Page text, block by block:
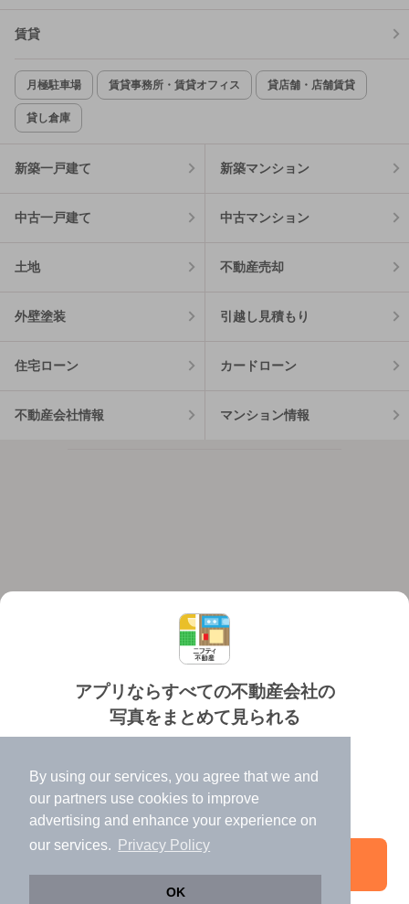
By using our services, you agree that we and
our partners use cookies to improve
advertising and enhance your experience on
our services.
Privacy Policy
OK
アプリならすべての不動産会社の
写真をまとめて見られる
✔️
高速表示で似た物件も見つけやすい
✔️
便利な通知機能も充実
賃貸
月極駐車場 賃貸事務所・賃貸オフィス 貸店舗・店舗賃貸
貸し倉庫
新築一戸建て 新築マンション
中古一戸建て 中古マンション
土地 不動産売却
外壁塗装 引越し見積もり
住宅ローン カードローン
不動産会社情報 マンション情報
個人情報保護ポリシー 利用規約
©NIFTY Lifestyle Co., Ltd.